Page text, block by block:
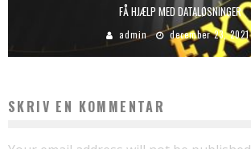
FÅ HJÆLP MED DATALØSNINGER
admin december 23, 2021
SKRIV EN KOMMENTAR